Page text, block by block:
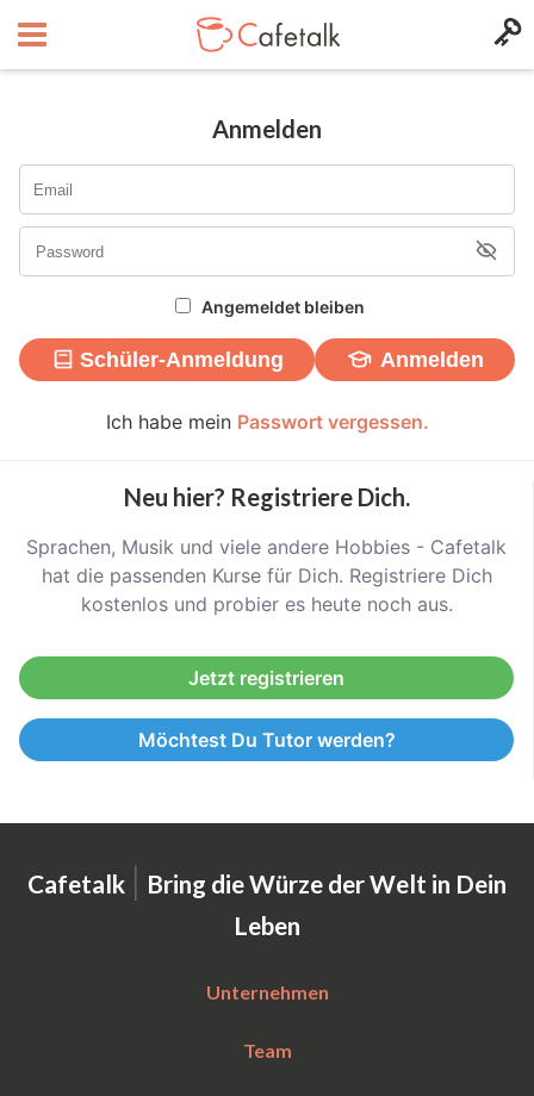
Neu hier? Registriere Dich.
Sprachen, Musik und viele andere Hobbies - Cafetalk
hat die passenden Kurse für Dich. Registriere Dich
kostenlos und probier es heute noch aus.
Jetzt registrieren
Möchtest Du Tutor werden?
Anmelden
Angemeldet bleiben
Schüler-Anmeldung Anmelden
Ich habe mein Passwort vergessen.
Cafetalk | Bring die Würze der Welt in Dein
Leben
Unternehmen
Team